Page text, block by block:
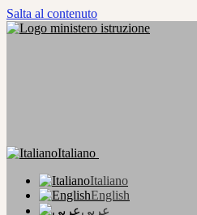
Salta al contenuto
Italiano
Italiano
English
عربى